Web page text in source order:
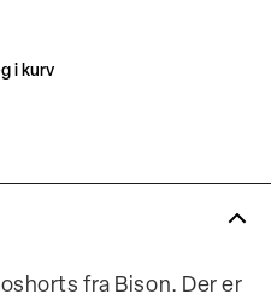
i kurv
fra Bison. Der er